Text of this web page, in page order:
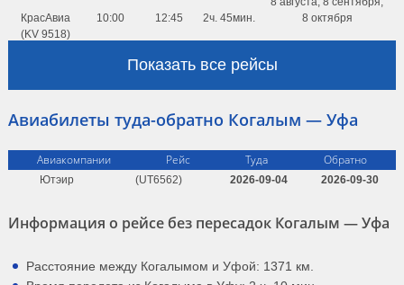
КрасАвиа
(KV 9518)
10:00 12:45 2ч. 45мин.
8 октября
12:45 2ч. 45мин.
(KV 9460)
(UT 6562)
КрасАвиа
14:00 3ч. 0мин.
14 августа, 14 сентября,
14 октября
КрасАвиа
13:20 16:05 2ч. 45мин. 30 августа
16, 22, 24, 25, 27,
Показать все рейсы
Авиабилеты туда-обратно Когалым — Уфа
Авиакомпании Рейс Туда Обратно
Ютэир (UT6562) 2026-09-04 2026-09-30
Информация о рейсе без пересадок Когалым — Уфа
Расстояние между Когалымом и Уфой: 1371 км.